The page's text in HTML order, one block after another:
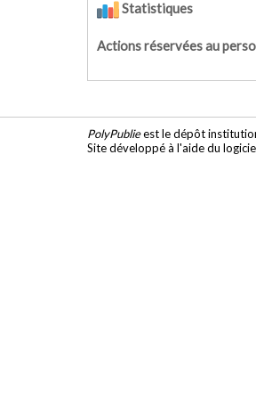
Statistiques
Actions réservées au
PolyPublieest le dépôt
Site développé à l'aide du